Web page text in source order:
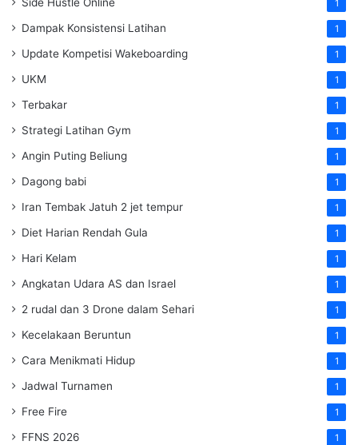
1
Dampak Konsistensi Latihan 1
Update Kompetisi Wakeboarding 1
UKM 1
Terbakar 1
Strategi Latihan Gym 1
Angin Puting Beliung 1
Dagong babi 1
Iran Tembak Jatuh 2 jet tempur 1
Diet Harian Rendah Gula 1
Hari Kelam 1
Angkatan Udara AS dan Israel 1
2 rudal dan 3 Drone dalam Sehari 1
Kecelakaan Beruntun 1
Cara Menikmati Hidup 1
Jadwal Turnamen 1
Free Fire 1
FFNS 2026 1